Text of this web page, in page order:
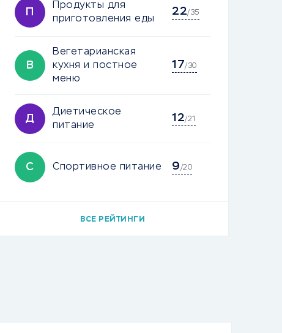
П
Продукты для
приготовления еды
22/35
В
Вегетарианская
кухня и постное
меню
17/30
Д
Диетическое
питание
12/21
С Спортивное питание 9/20
ВСЕ РЕЙТИНГИ